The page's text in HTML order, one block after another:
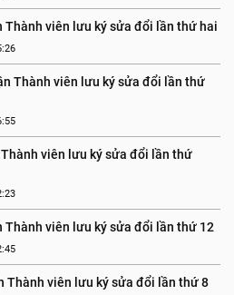
Thành viên lưu ký sửa đổi lần thứ hai
Thành viên lưu ký sửa đổi lần thứ
viên lưu ký sửa đổi lần thứ
Thành viên lưu ký sửa đổi lần thứ 12
Thành viên lưu ký sửa đổi lần thứ 8